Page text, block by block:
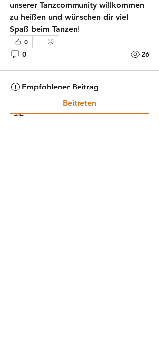
unserer Tanzcommunity willkommen
zu heißen und wünschen dir viel
Spaß beim Tanzen!
0
0 26
Empfohlener Beitrag
Beitreten